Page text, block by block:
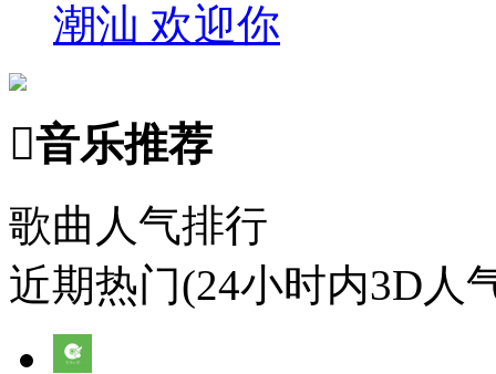
潮汕 欢迎你
音乐推荐
歌曲人气排行
近期热门(24小时内3D人